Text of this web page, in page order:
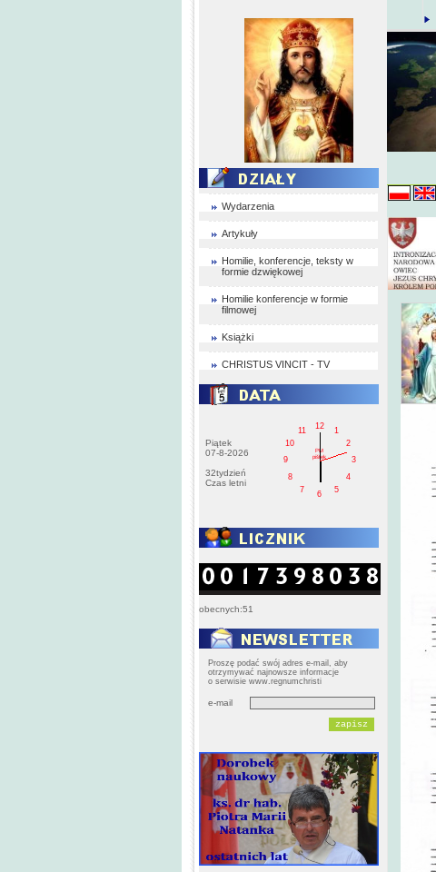
Wydarzenia
Artykuły
Homilie, konferencje, teksty w
formie dzwiękowej
Homilie konferencje w formie
filmowej
Książki
CHRISTUS VINCIT - TV
Piątek
07-8-2026
32tydzień
Czas letni
1
2
3
4
5
6
7
8
9
10
11
12
PM
pištek
obecnych:51
Proszę podać swój adres e-mail, aby
otrzymywać najnowsze informacje
o serwisie www.regnumchristi
e-mail